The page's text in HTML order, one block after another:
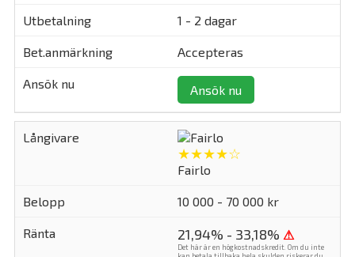
1 - 2 dagar
Accepteras
Ansök nu
★★★★☆
Fairlo
10 000 - 70 000 kr
21,94% - 33,18% ⚠
Det här är en högkostnadskredit. Om du inte